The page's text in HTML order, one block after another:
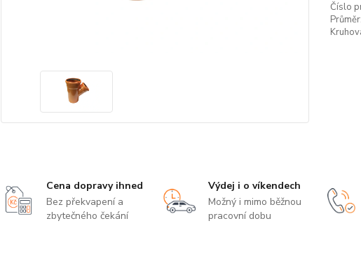
Číslo
Průměr:
Cena dopravy ihned
Bez překvapení a
zbytečného čekání
Výdej i o víkendech
Možný i mimo běžnou
pracovní dobu